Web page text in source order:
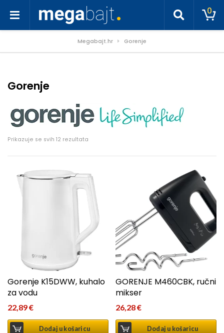
0
Megabajt.hr Gorenje
Gorenje
Prikazuje se svih 12 rezultata
Gorenje K15DWW, kuhalo
za vodu
22,89€
Dodaj u košaricu
GORENJE M460CBK, ručni
mikser
26,28€
Dodaj u košaricu